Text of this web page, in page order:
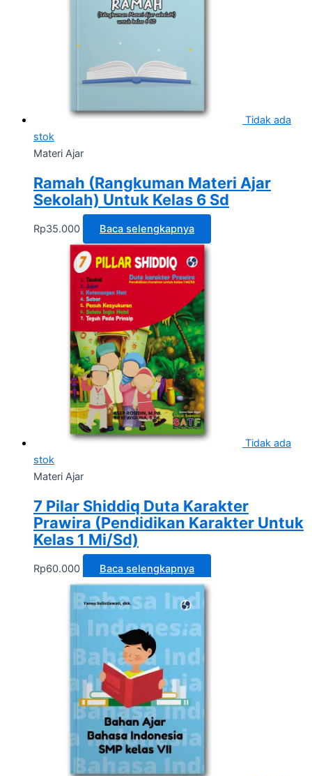
Tidak ada
stok
Materi Ajar
Ramah (Rangkuman Materi Ajar
Sekolah) Untuk Kelas 6 Sd
Rp35.000 Baca selengkapnya
Tidak ada
stok
Materi Ajar
7 Pilar Shiddiq Duta Karakter
Prawira (Pendidikan Karakter Untuk
Kelas 1 Mi/Sd)
Rp60.000 Baca selengkapnya